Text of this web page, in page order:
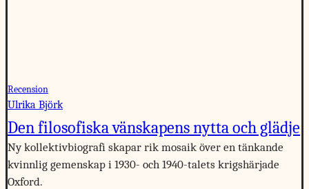
Recension
Ulrika Björk
Den filosofiska vänskapens nytta och glädje
Ny kollektivbiografi skapar rik mosaik över en tänkande
kvinnlig gemenskap i 1930- och 1940-talets krigshärjade
Oxford.